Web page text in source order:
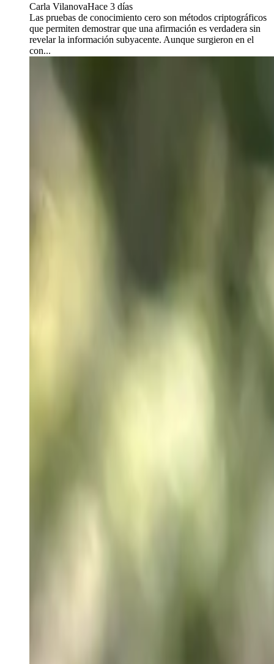
Carla VilanovaHace 3 días
Las pruebas de conocimiento cero son métodos criptográficos
que permiten demostrar que una afirmación es verdadera sin
revelar la información subyacente. Aunque surgieron en el
con...